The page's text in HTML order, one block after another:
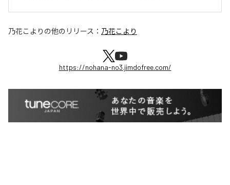
乃花こより の他のリリース： 乃花こより
https://nohana-no3.jimdofree.com/